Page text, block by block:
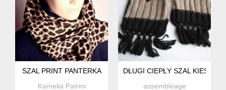
SZAL PRINT PANTERKA
Kamelia Patrini
DŁUGI CIEPŁY SZAL
assembleage